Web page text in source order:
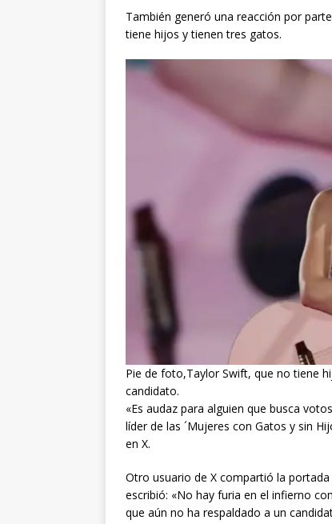
También generó una reacción por
tiene hijos y tienen tres gatos.
Pie de foto,Taylor Swift, que no tiene
candidato.
«Es audaz para alguien que busca
líder de las ´Mujeres con Gatos y sin
en X.
Otro usuario de X compartió la portada
escribió: «No hay furia en el infierno
que aún no ha respaldado a un